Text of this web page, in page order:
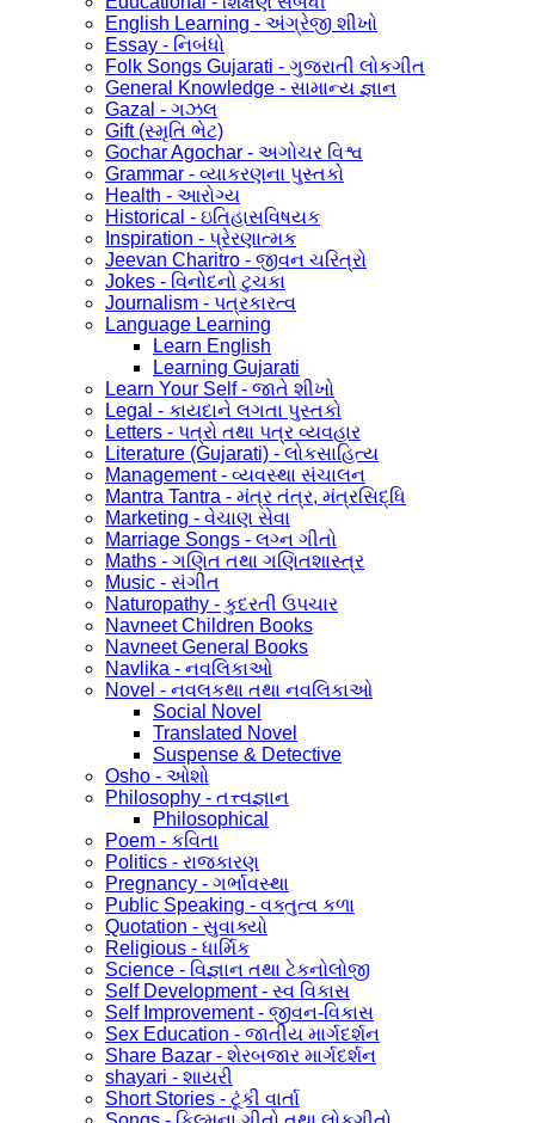
English Learning - અંગ્રેજી શીખો
Essay - નિબંધો
Folk Songs Gujarati - ગુજરાતી લોકગીત
General Knowledge - સામાન્ય જ્ઞાન
Gazal - ગઝલ
Gift (સ્મૃતિ ભેટ)
Gochar Agochar - અગોચર વિશ્વ
Grammar - વ્યાકરણના પુસ્તકો
Health - આરોગ્ય
Historical - ઇતિહાસવિષયક
Inspiration - પ્રેરણાત્મક
Jeevan Charitro - જીવન ચરિત્રો
Jokes - વિનોદનો ટુચકા
Journalism - પત્રકારત્વ
Language Learning
Learn English
Learning Gujarati
Learn Your Self - જાતે શીખો
Legal - કાયદાને લગતા પુસ્તકો
Letters - પત્રો તથા પત્ર વ્યવહાર
Literature (Gujarati) - લોકસાહિત્ય
Management - વ્યવસ્થા સંચાલન
Mantra Tantra - મંત્ર તંત્ર, મંત્રસિદ્ધિ
Marketing - વેચાણ સેવા
Marriage Songs - લગ્ન ગીતો
Maths - ગણિત તથા ગણિતશાસ્ત્ર
Music - સંગીત
Naturopathy - કુદરતી ઉપચાર
Navneet Children Books
Navneet General Books
Navlika - નવલિકાઓ
Novel - નવલકથા તથા નવલિકાઓ
Social Novel
Translated Novel
Suspense & Detective
Osho - ઓશો
Philosophy - તત્ત્વજ્ઞાન
Philosophical
Poem - કવિતા
Politics - રાજકારણ
Pregnancy - ગર્ભાવસ્થા
Public Speaking - વક્તુત્વ કળા
Quotation - સુવાક્યો
Religious - ધાર્મિક
Science - વિજ્ઞાન તથા ટેકનોલોજી
Self Development - સ્વ વિકાસ
Self Improvement - જીવન-વિકાસ
Sex Education - જાતીય માર્ગદર્શન
Share Bazar - શેરબજાર માર્ગદર્શન
shayari - શાયરી
Short Stories - ટૂંકી વાર્તા